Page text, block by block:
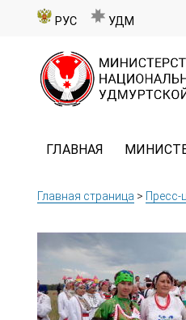
РУС УДМ
ГЛАВНАЯ
Главная страница > Пресс-